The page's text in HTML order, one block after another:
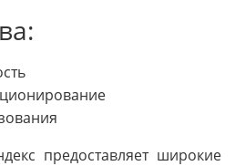
предоставляет широкие